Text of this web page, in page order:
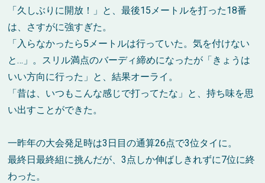
「久しぶりに開放！」と、最後15メートルを打った18番
は、さすがに強すぎた。
「入らなかったら5メートルは行っていた。気を付けない
と…」。スリル満点のバーディ締めになったが「きょうは
いい方向に行った」と、結果オーライ。
「昔は、いつもこんな感じで打ってたな」と、持ち味を思
い出すことができた。
一昨年の大会発足時は3日目の通算26点で3位タイに。
最終日最終組に挑んだが、3点しか伸ばしきれずに7位に終
わった。